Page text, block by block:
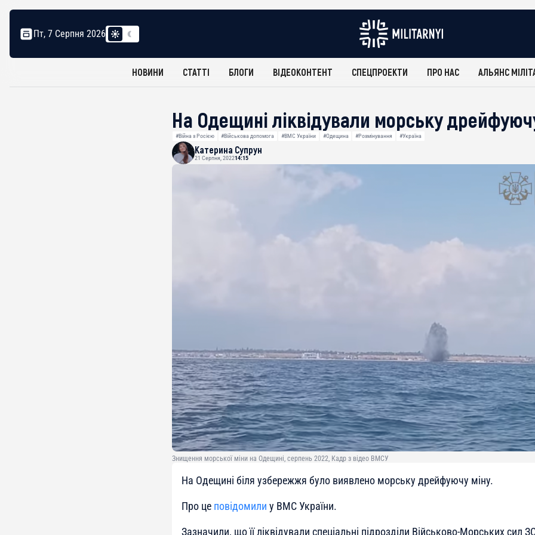
Пт, 7 Серпня 2026
НОВИНИ СТАТТІ БЛОГИ ВІДЕОКОНТЕНТ СПЕЦПРОЕКТИ ПРО НАС АЛЬЯНС
На Одещині ліквідували морську
#Війна з Росією #Військова допомога #ВМС України #Одещина #Розмінування #Україна
Катерина Супрун
21 Серпня, 202214:15
Знищення морської міни на Одещині, серпень 2022, Кадр з відео ВМСУ
На Одещині біля узбережжя було виявлено морську дрейфуючу міну.
Про це повідомили у ВМС України.
Зазначили, що її ліквідували спеціальні підрозділи Військово-Морських сил